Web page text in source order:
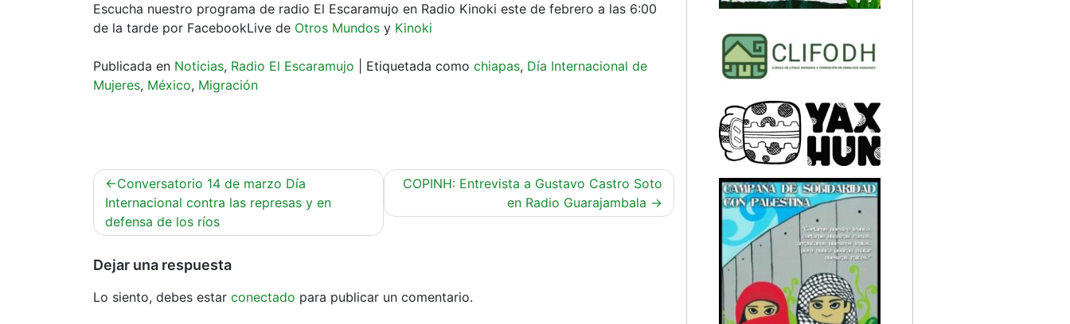
Escucha nuestro programa de radio El Escaramujo en Radio Kinoki este de febrero a las 6:00
de la tarde por FacebookLive de Otros Mundos y Kinoki
Publicada en Noticias, Radio El Escaramujo Etiquetada como chiapas, Día Internacional de
Mujeres, México, Migración
Navegación
de
entradas
Conversatorio 14 de marzo Día
Internacional contra las represas y en
defensa de los ríos
COPINH: Entrevista a Gustavo Castro Soto
en Radio Guarajambala
Dejar una respuesta
Lo siento, debes estar conectado para publicar un comentario.